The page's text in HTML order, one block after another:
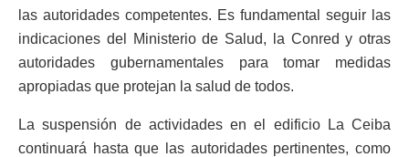
las autoridades competentes. Es fundamental seguir las
indicaciones del Ministerio de Salud, la Conred y otras
autoridades gubernamentales para tomar medidas
apropiadas que protejan la salud de todos.
La suspensión de actividades en el edificio La Ceiba
continuará hasta que las autoridades pertinentes, como